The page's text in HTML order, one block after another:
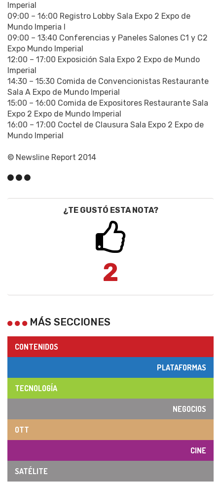
Imperial
09:00 – 16:00 Registro Lobby Sala Expo 2 Expo de
Mundo Imperia l
09:00 – 13:40 Conferencias y Paneles Salones C1 y C2
Expo Mundo Imperial
12:00 – 17:00 Exposición Sala Expo 2 Expo de Mundo
Imperial
14:30 – 15:30 Comida de Convencionistas Restaurante
Sala A Expo de Mundo Imperial
15:00 – 16:00 Comida de Expositores Restaurante Sala
Expo 2 Expo de Mundo Imperial
16:00 – 17:00 Coctel de Clausura Sala Expo 2 Expo de
Mundo Imperial
© Newsline Report 2014
¿TE GUSTÓ ESTA NOTA?
2
MÁS SECCIONES
CONTENIDOS
PLATAFORMAS
TECNOLOGÍA
NEGOCIOS
OTT
CINE
SATÉLITE